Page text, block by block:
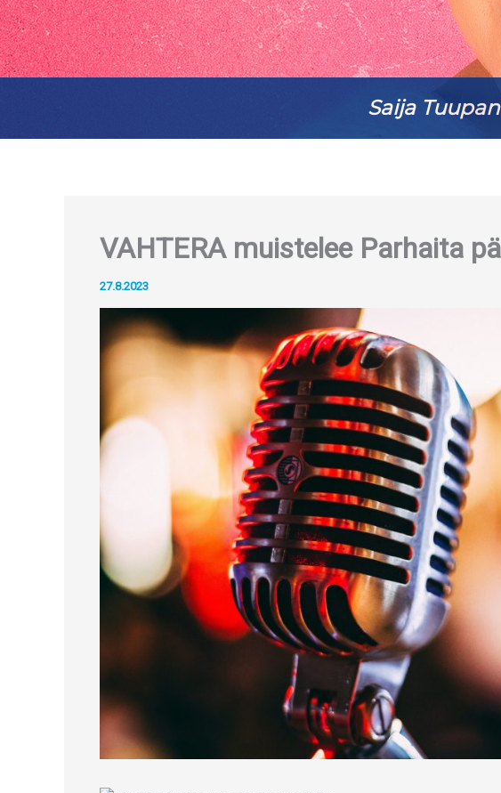
Saija
VAHTERA muistelee Parhaita
27.8.2023